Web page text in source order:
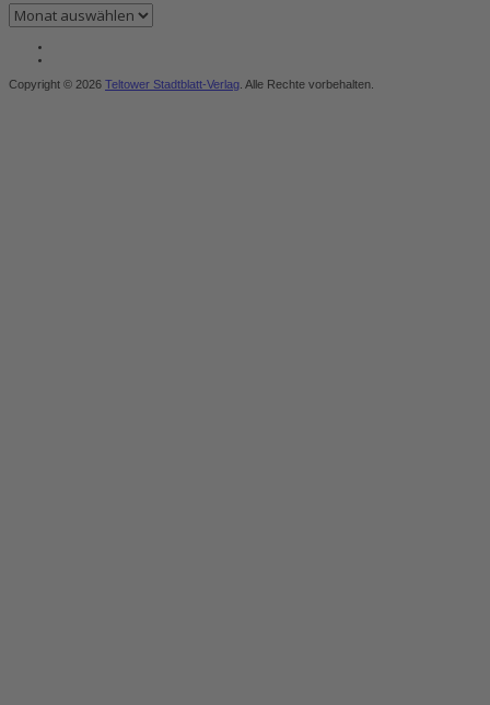
Archiv
Copyright © 2026 Teltower Stadtblatt-Verlag . Alle Rechte vorbehalten.